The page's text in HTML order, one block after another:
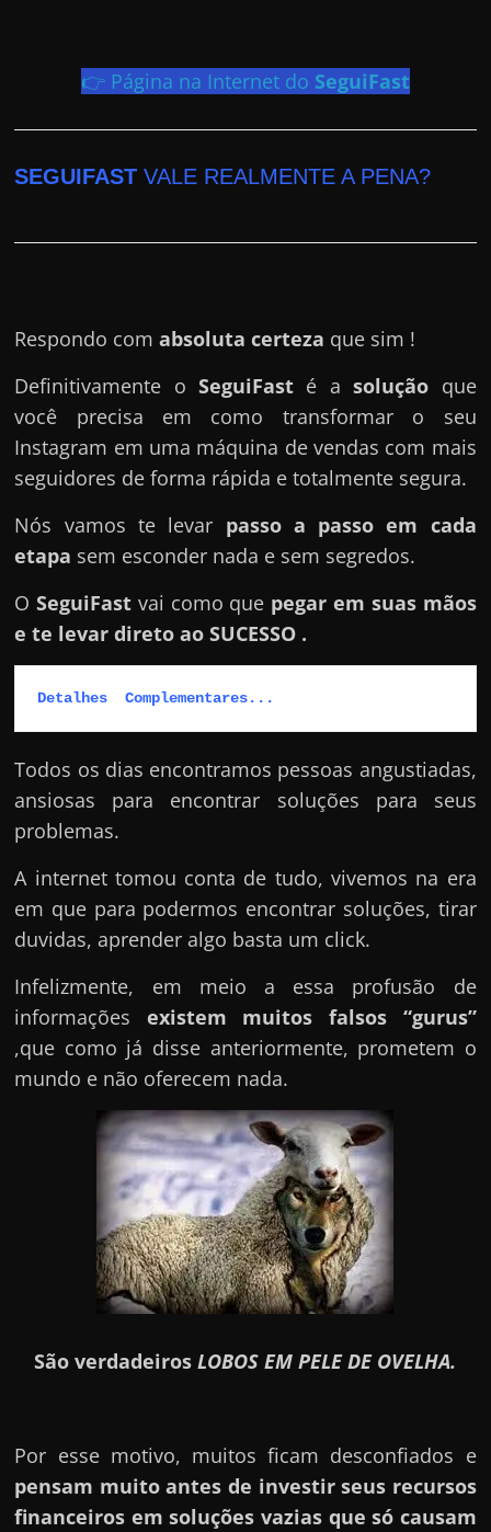
i
h
i
n
i
n
t
e
r
n
t
?
s
c
o
m
?
🤔
👉 Página na Internet do SeguiFast
SEGUIFAST VALE REALMENTE A PENA?
Respondo comabsoluta certeza que sim !
Definitivamente oSeguiFast é asolução que
você precisa em como transformar o seu
Instagram em uma máquina de vendas com mais
seguidores de forma rápida e totalmente segura.
Nós vamos te levar passo a passo em cada
etapa sem esconder nada e sem segredos.
OSeguiFast vai como que pegar em suas mãos
e te levar direto ao SUCESSO .
Detalhes  Complementares...
Todos os dias encontramos pessoas angustiadas,
ansiosas para encontrar soluções para seus
problemas.
A internet tomou conta de tudo, vivemos na era
em que para podermos encontrar soluções, tirar
duvidas, aprender algo basta um click.
Infelizmente, em meio a essa profusão de
informações existem muitos falsos “gurus”
,que como já disse anteriormente, prometem o
mundo e não oferecem nada.
São verdadeirosLOBOS EM PELE DE OVELHA.
Por esse motivo, muitos ficam desconfiados e
pensam muito antes de investir seus recursos
financeiros em soluções vazias que só causam